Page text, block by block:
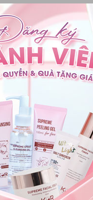
chất tẩy rửa mạnh. Những
Hyaluronic Acid (HA),
Ceramides là các lipid tự
hoa cúc, trà xanh... có tác
sữa rửa mặt có độ pH
da.